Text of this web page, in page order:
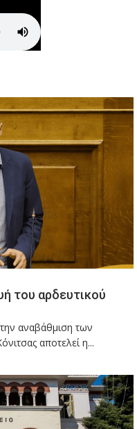
του αρδευτικού
αναβάθμιση των
αποτελεί η...